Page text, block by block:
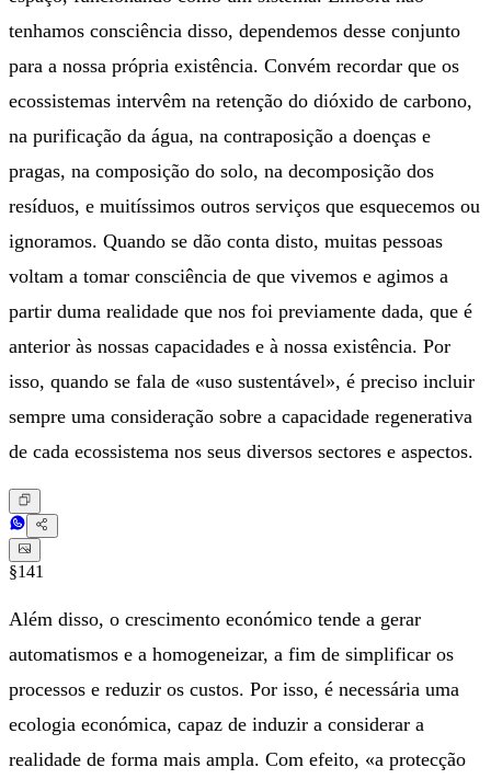
tenhamos consciência disso, dependemos desse conjunto
para a nossa própria existência. Convém recordar que os
ecossistemas intervêm na retenção do dióxido de carbono,
na purificação da água, na contraposição a doenças e
pragas, na composição do solo, na decomposição dos
resíduos, e muitíssimos outros serviços que esquecemos ou
ignoramos. Quando se dão conta disto, muitas pessoas
voltam a tomar consciência de que vivemos e agimos a
partir duma realidade que nos foi previamente dada, que é
anterior às nossas capacidades e à nossa existência. Por
isso, quando se fala de «uso sustentável», é preciso incluir
sempre uma consideração sobre a capacidade regenerativa
de cada ecossistema nos seus diversos sectores e aspectos.
§141
Além disso, o crescimento económico tende a gerar
automatismos e a homogeneizar, a fim de simplificar os
processos e reduzir os custos. Por isso, é necessária uma
ecologia económica, capaz de induzir a considerar a
realidade de forma mais ampla. Com efeito, «a protecção